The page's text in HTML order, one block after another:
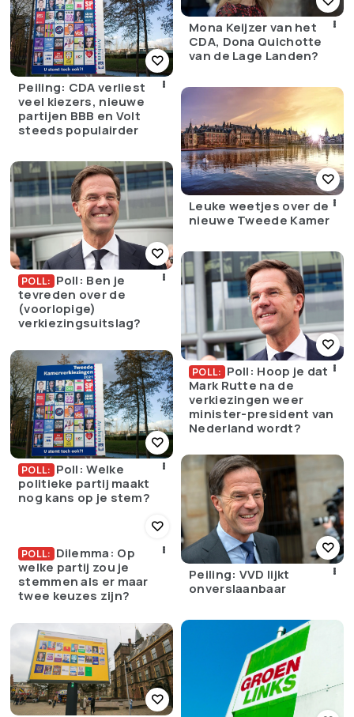
Mona Keijzer van het
CDA, Dona Quichotte
van de Lage Landen?
Peiling: CDA verliest
veel kiezers, nieuwe
partijen BBB en Volt
steeds populairder
Leuke weetjes over de
nieuwe Tweede Kamer
POLL: Poll: Ben je
tevreden over de
(voorlopige)
verkiezingsuitslag?
POLL: Poll: Hoop je dat
Mark Rutte na de
verkiezingen weer
minister-president van
Nederland wordt?
POLL: Poll: Welke
politieke partij maakt
nog kans op je stem?
Peiling: VVD lijkt
onverslaanbaar
POLL: Dilemma: Op
welke partij zou je
stemmen als er maar
twee keuzes zijn?